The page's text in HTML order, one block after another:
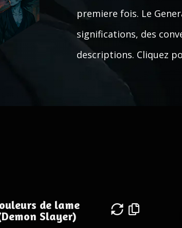
premiere fois. Le
significations, des
descriptions. Cliquez
de lame
Slayer)